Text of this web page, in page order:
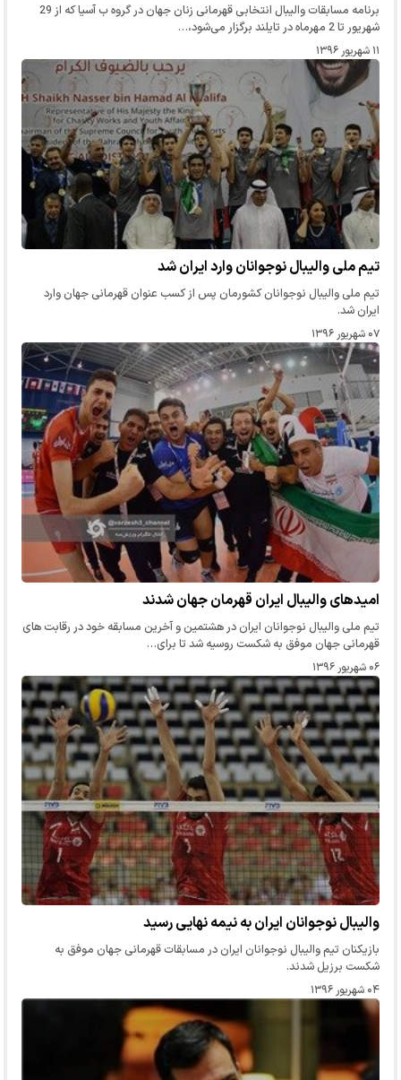
برنامه مسابقات والیبال انتخابی قهرمانی زنان جهان در گروه ب آسیا که از 29
شهریور تا 2 مهرماه در تایلند برگزار می‌شود،…
۱۱ شهریور ۱۳۹۶
تیم ملی والیبال نوجوانان وارد ایران شد
تیم ملی والیبال نوجوانان کشورمان پس از کسب عنوان قهرمانی جهان وارد
ایران شد.
۰۷ شهریور ۱۳۹۶
امیدهای والیبال ایران قهرمان جهان شدند
تیم ملی والیبال نوجوانان ایران در هشتمین و آخرین مسابقه خود در رقابت های
قهرمانی جهان موفق به شکست روسیه شد تا برای…
۰۶ شهریور ۱۳۹۶
والیبال نوجوانان ایران به نیمه‌ نهایی رسید
بازیکنان تیم والیبال نوجوانان ایران در مسابقات قهرمانی جهان موفق به
شکست برزیل شدند.
۰۴ شهریور ۱۳۹۶